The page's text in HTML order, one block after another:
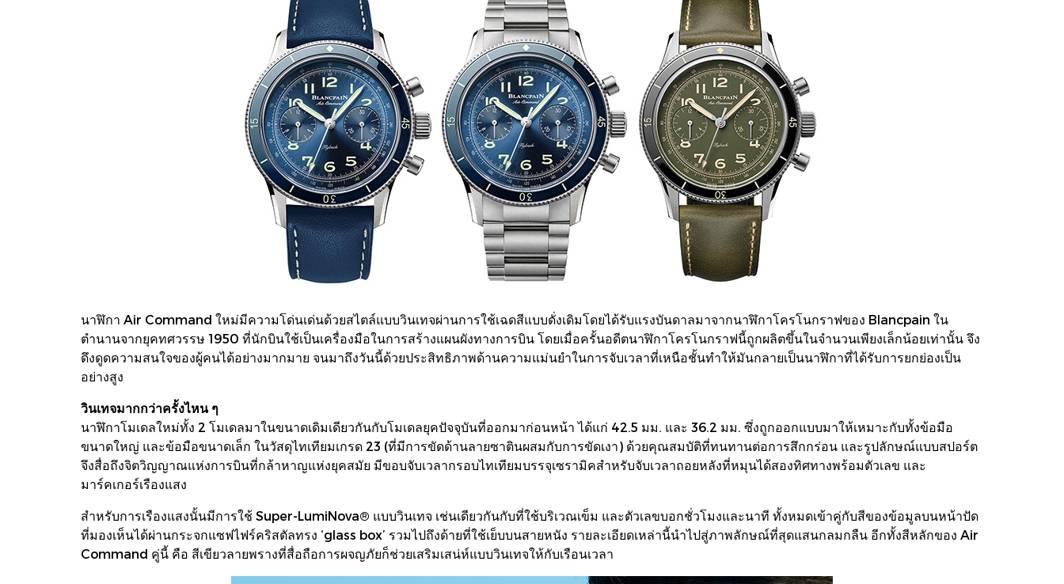
นาฬิกา Air Command ใหม่มีความโด่นเด่นด้วยสไตล์แบบวินเทจผ่านการใช้เฉดสีแบบดั่งเดิมโดยได้รับแรงบันดาลมาจากนาฬิกาโครโนกราฟของ Blancpain ใน
ตำนานจากยุคทศวรรษ 1950 ที่นักบินใช้เป็นเครื่องมือในการสร้างแผนผังทางการบิน โดยเมื่อครั้นอดีตนาฬิกาโครโนกราฟนี้ถูกผลิตขึ้นในจำนวนเพียงเล็กน้อยเท่านั้น จึง
ดึงดูดความสนใจของผู้คนได้อย่างมากมาย จนมาถึงวันนี้ด้วยประสิทธิภาพด้านความแม่นยำในการจับเวลาที่เหนือชั้นทำให้มันกลายเป็นนาฬิกาที่ได้รับการยกย่องเป็น
อย่างสูง
วินเทจมากกว่าครั้งไหน ๆ
นาฬิกาโมเดลใหม่ทั้ง 2 โมเดลมาในขนาดเดิมเดียวกันกับโมเดลยุคปัจจุบันที่ออกมาก่อนหน้า ได้แก่ 42.5 มม. และ 36.2 มม. ซึ่งถูกออกแบบมาให้เหมาะกับทั้งข้อมือ
ขนาดใหญ่ และข้อมือขนาดเล็ก ในวัสดุไทเทียมเกรด 23 (ที่มีการขัดด้านลายซาตินผสมกับการขัดเงา) ด้วยคุณสมบัติที่ทนทานต่อการสึกกร่อน และรูปลักษณ์แบบสปอร์ต
จึงสื่อถึงจิตวิญญาณแห่งการบินที่กล้าหาญแห่งยุคสมัย มีขอบจับเวลากรอบไทเทียมบรรจุเซรามิคสำหรับจับเวลาถอยหลังที่หมุนได้สองทิศทางพร้อมตัวเลข และ
มาร์คเกอร์เรืองแสง
สำหรับการเรืองแสงนั้นมีการใช้ Super-LumiNova® แบบวินเทจ เช่นเดียวกันกับที่ใช้บริเวณเข็ม และตัวเลขบอกชั่วโมงและนาที ทั้งหมดเข้าคู่กับสีของข้อมูลบนหน้าปัด
ที่มองเห็นได้ผ่านกระจกแซฟไฟร์คริสตัลทรง ‘glass box’ รวมไปถึงด้ายที่ใช้เย็บบนสายหนัง รายละเอียดเหล่านี้นำไปสู่ภาพลักษณ์ที่สุดแสนกลมกลืน อีกทั้งสีหลักของ Air
Command คู่นี้ คือ สีเขียวลายพรางที่สื่อถือการผจญภัยก็ช่วยเสริมเสน่ห์แบบวินเทจให้กับเรือนเวลา